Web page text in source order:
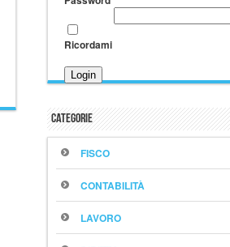
Ricordami
Categorie
FISCO
CONTABILITÀ
LAVORO